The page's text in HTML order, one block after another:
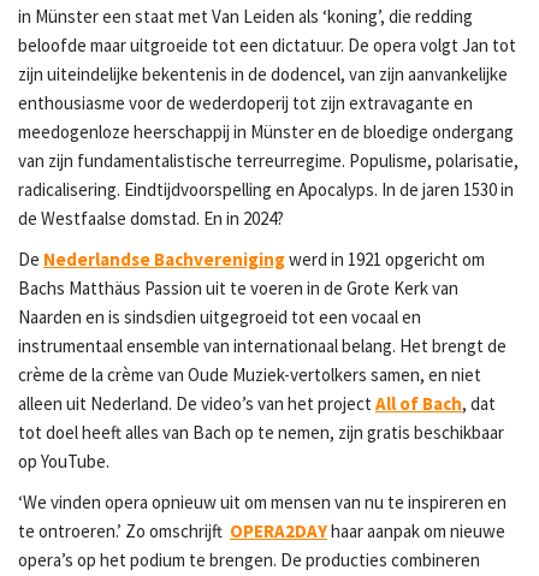
in Münster een staat met Van Leiden als ‘koning’, die redding
beloofde maar uitgroeide tot een dictatuur. De opera volgt Jan tot
zijn uiteindelijke bekentenis in de dodencel, van zijn aanvankelijke
enthousiasme voor de wederdoperij tot zijn extravagante en
meedogenloze heerschappij in Münster en de bloedige ondergang
van zijn fundamentalistische terreurregime. Populisme, polarisatie,
radicalisering. Eindtijdvoorspelling en Apocalyps. In de jaren 1530 in
de Westfaalse domstad. En in 2024?
De Nederlandse Bachverenigingwerd in 1921 opgericht om
Bachs Matthäus Passion uit te voeren in de Grote Kerk van
Naarden en is sindsdien uitgegroeid tot een vocaal en
instrumentaal ensemble van internationaal belang. Het brengt de
crème de la crème van Oude Muziek-vertolkers samen, en niet
alleen uit Nederland. De video’s van het project All of Bach, dat
tot doel heeft alles van Bach op te nemen, zijn gratis beschikbaar
op YouTube.
‘We vinden opera opnieuw uit om mensen van nu te inspireren en
te ontroeren.’ Zo omschrijft OPERA2DAYhaar aanpak om nieuwe
opera’s op het podium te brengen. De producties combineren